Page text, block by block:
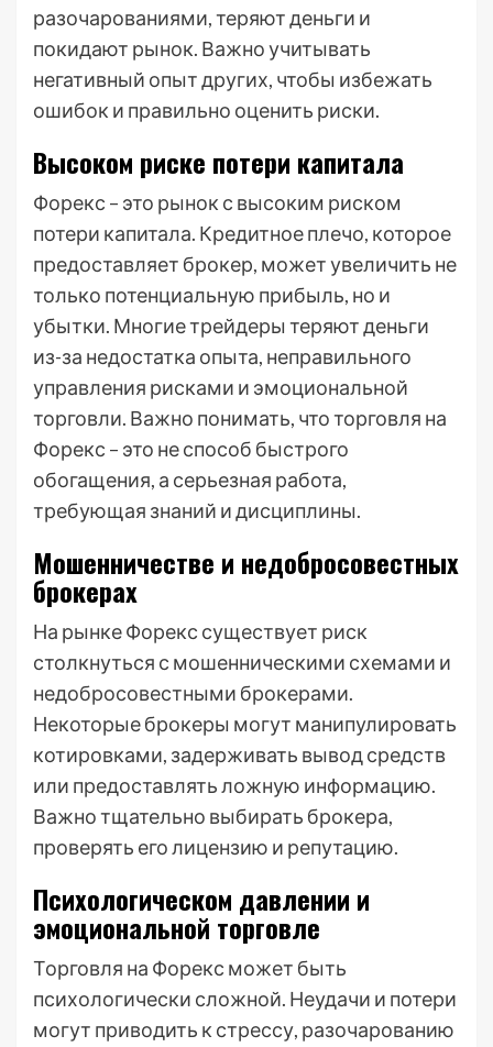
разочарованиями, теряют деньги и
покидают рынок. Важно учитывать
негативный опыт других, чтобы избежать
ошибок и правильно оценить риски.
Высоком риске потери капитала
Форекс – это рынок с высоким риском
потери капитала. Кредитное плечо, которое
предоставляет брокер, может увеличить не
только потенциальную прибыль, но и
убытки. Многие трейдеры теряют деньги
из-за недостатка опыта, неправильного
управления рисками и эмоциональной
торговли. Важно понимать, что торговля на
Форекс – это не способ быстрого
обогащения, а серьезная работа,
требующая знаний и дисциплины.
Мошенничестве и недобросовестных
брокерах
На рынке Форекс существует риск
столкнуться с мошенническими схемами и
недобросовестными брокерами.
Некоторые брокеры могут манипулировать
котировками, задерживать вывод средств
или предоставлять ложную информацию.
Важно тщательно выбирать брокера,
проверять его лицензию и репутацию.
Психологическом давлении и
эмоциональной торговле
Торговля на Форекс может быть
психологически сложной. Неудачи и потери
могут приводить к стрессу, разочарованию